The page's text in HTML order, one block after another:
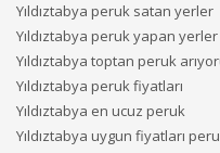
Yıldıztabya peruk satan yerler
Yıldıztabya peruk yapan yerler
Yıldıztabya toptan peruk
Yıldıztabya peruk fiyatları
Yıldıztabya en ucuz peruk
Yıldıztabya uygun fiyatları